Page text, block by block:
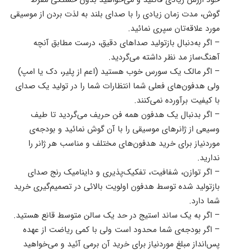
گوش، مدت زمان زیادی را با صدای بلند به لذت بردن از موسیقی
مورد علاقه‌تان سپری نمائید.
– اگر به‌دنبال بازتولید صداهای دقیق، درست مطابق آنچه
آهنگ‌ساز مد نظر داشته می‌گردید.
– اگر مالک یک سورس خوب هستید (اعم از پلیر، دک یا امپ)
ولی هدفون‌های فعلی شما انتظارات شما را در تولید یک صدای
با کیفیت برآورده نمی‌کنند.
– اگر بدنبال یک هدفون همه فن حریف می‌گردید تا طیف
وسیعی از ژانرهای موسیقی را با آن گوش نمائید و بودجه‌ی
موردنیاز برای خرید هدفون‌های مختلف و مناسب هر ژانر را
ندارید.
– اگر توازن، شفافیت، تفکیک‌پذیری و داینامیک رنج صدای
بازتولید شده توسط هدفون اولویت‌ بالائی در تصمیم‌گیری خرید
شما دارد.
– اگر به یک ساند استیج در حد یک سالن متوسط قانع هستید.
– اگر بودجه‌ی شما محدود است ولی با کمی ریاضت از عهده
پس‌انداز مبلغ موردنیاز برای خرید آن برمی آئید و می‌خواهید